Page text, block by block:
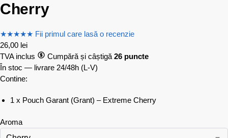
Cherry
★★★★★ Fii primul care lasă o recenzie
26,00 lei
TVA inclus
Cumpără și câștigă 26 puncte
În stoc — livrare 24/48h (L-V)
Contine:
1 x Pouch Garant (Grant) – Extreme Cherry
Aroma